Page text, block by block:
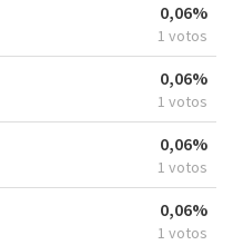
0,06%
1 votos
0,06%
1 votos
0,06%
1 votos
0,06%
1 votos